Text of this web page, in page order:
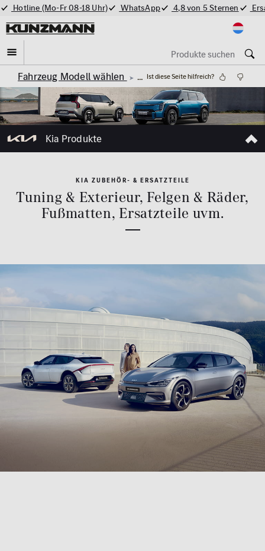
Hotline (Mo-Fr 08-18 Uhr) WhatsApp 4,8 von 5 Sternen
Fahrzeug Modell wählen Ist diese Seite hilfreich?
Kia Produkte
KIA ZUBEHÖR- & ERSATZTEILE
Tuning & Exterieur, Felgen & Räder,
Fußmatten, Ersatzteile uvm.
PKW VAN & WOHNMOBIL
2. Modell